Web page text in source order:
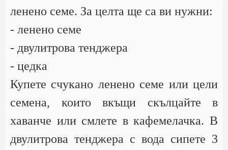
ленено семе. За целта ще са ви нужни:
- ленено семе
- двулитрова тенджера
- цедка
Купете счукано ленено семе или цели
семена, които вкъщи скълцайте в
хаванче или смлете в кафемелачка. В
двулитрова тенджера с вода сипете 3